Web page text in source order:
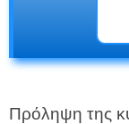
Πρόληψη της